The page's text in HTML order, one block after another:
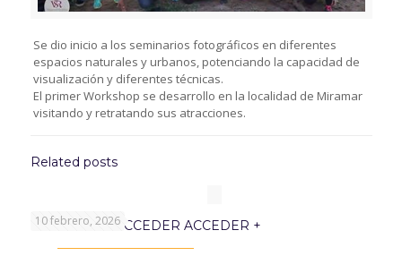
Se dio inicio a los seminarios fotográficos en diferentes
espacios naturales y urbanos, potenciando la capacidad de
visualización y diferentes técnicas.
El primer Workshop se desarrollo en la localidad de Miramar
visitando y retratando sus atracciones.
Related posts
10 febrero, 2026
PROGRAMA ACCEDER ACCEDER +